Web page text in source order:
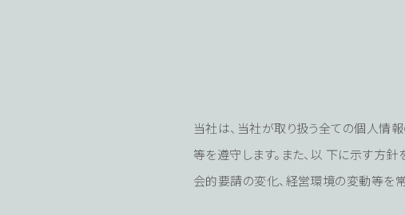
当社は、当社が取り扱う全ての個⼈情
等を遵守します。また、以 下に⽰す⽅
会的要請の変化、経営環境の変動等を